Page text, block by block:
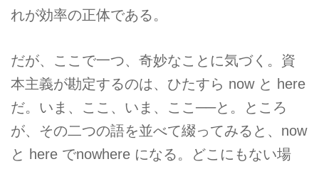
れが効率の正体である。
だが、ここで一つ、奇妙なことに気づく。資
本主義が勘定するのは、ひたすら now と here
だ。いま、ここ、いま、ここ──と。ところ
が、その二つの語を並べて綴ってみると、now
と here でnowhere になる。どこにもない場